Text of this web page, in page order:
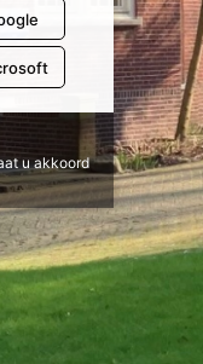
u akkoord